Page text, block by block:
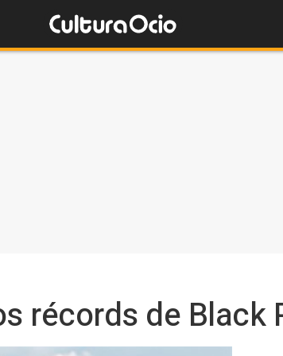
récords de Black